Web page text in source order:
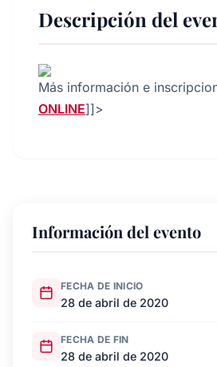
Descripción del
Más información e
ONLINE]]>
Información del evento
FECHA DE INICIO
28 de abril de 2020
FECHA DE FIN
28 de abril de 2020